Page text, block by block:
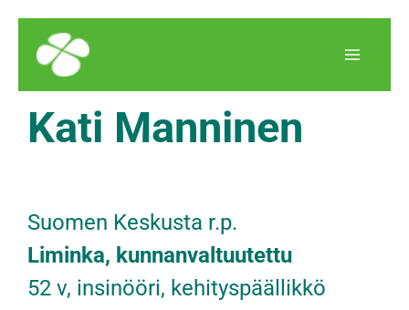
sisältöön
Kati Manninen
Suomen Keskusta r.p.
Liminka, kunnanvaltuutettu
52 v, insinööri, kehityspäällikkö